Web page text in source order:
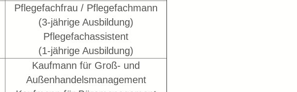
Pflegefachfrau / Pflegefachmann
(3-jährige Ausbildung)
Pflegefachassistent
(1-jährige Ausbildung)
Kaufmann für Groß- und
Außenhandelsmanagement